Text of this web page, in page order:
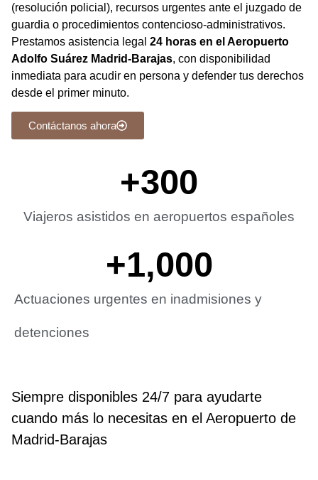
(resolución policial), recursos urgentes ante el juzgado de
guardia o procedimientos contencioso-administrativos.
Prestamos asistencia legal 24 horas en el Aeropuerto
Adolfo Suárez Madrid-Barajas, con disponibilidad
inmediata para acudir en persona y defender tus derechos
desde el primer minuto.
Contáctanos ahora
Viajeros asistidos en aeropuertos españoles
+300
Actuaciones urgentes en inadmisiones y
detenciones
+1,000
Siempre disponibles 24/7 para ayudarte
cuando más lo necesitas en el Aeropuerto de
Madrid-Barajas